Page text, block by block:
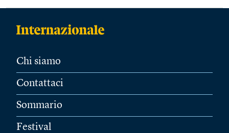
Chi siamo
Contattaci
Sommario
Festival